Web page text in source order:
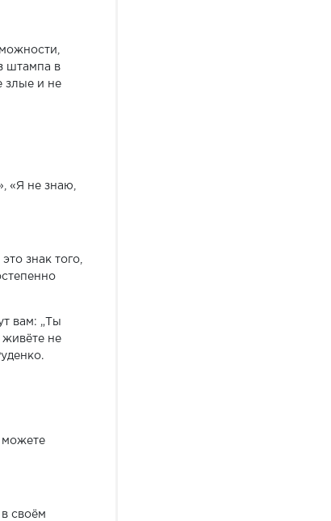
штампа в
злые и не
«Я не знаю,
знак того,
вам: „Ты
живёте не
можете
своём